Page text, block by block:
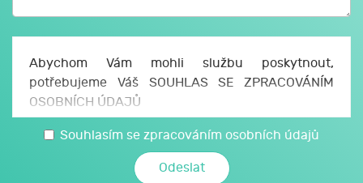
Abychom Vám mohli službu poskytnout,
potřebujeme Váš SOUHLAS SE ZPRACOVÁNÍM
OSOBNÍCH ÚDAJŮ
Uděluji JCMM, z. s. p. o., sídlo Česká 166/11, 602
00 Brno, IČO: 750 64 707 (JCMM) souhlas se
zpracováním svých osobních a citlivých údajů,
Souhlasím se zpracováním osobních údajů